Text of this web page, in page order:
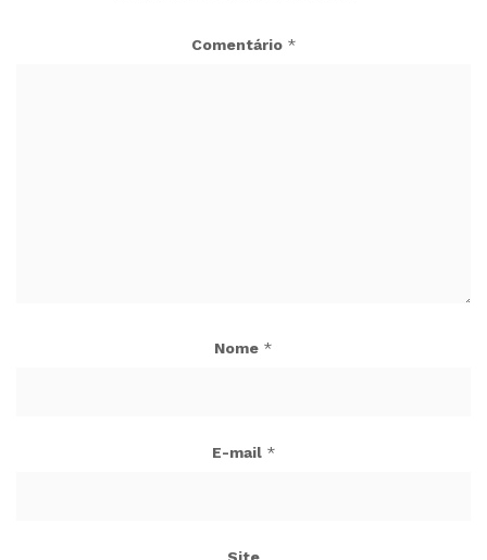
Comentário *
Nome *
E-mail *